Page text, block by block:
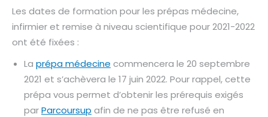
Les dates de formation pour les prépas médecine,
infirmier et remise à niveau scientifique pour 2021-2022
ont été fixées :
La prépa médecine commencera le 20 septembre
2021 et s’achèvera le 17 juin 2022. Pour rappel, cette
prépa vous permet d’obtenir les prérequis exigés
parParcoursup afin de ne pas être refusé en